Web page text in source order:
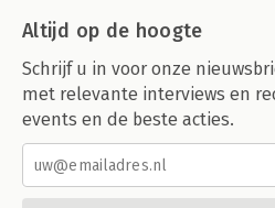
Altijd op de hoogte
Schrijf u in voor onze
met relevante interviews en
events en de beste acties.